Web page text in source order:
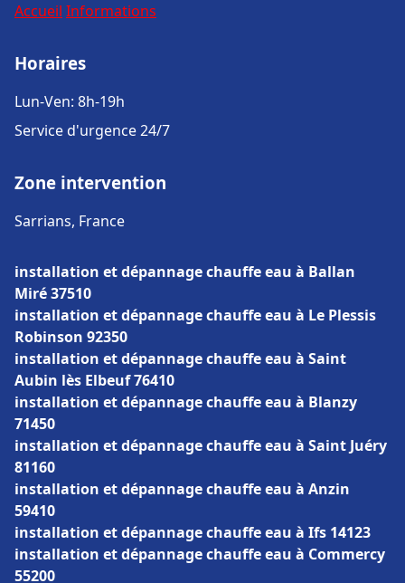
Accueil Informations
Horaires
Lun-Ven: 8h-19h
Service d'urgence 24/7
Zone intervention
Sarrians, France
installation et dépannage chauffe eau à Ballan
Miré 37510
installation et dépannage chauffe eau à Le Plessis
Robinson 92350
installation et dépannage chauffe eau à Saint
Aubin lès Elbeuf 76410
installation et dépannage chauffe eau à Blanzy
71450
installation et dépannage chauffe eau à Saint Juéry
81160
installation et dépannage chauffe eau à Anzin
59410
installation et dépannage chauffe eau à Ifs 14123
installation et dépannage chauffe eau à Commercy
55200